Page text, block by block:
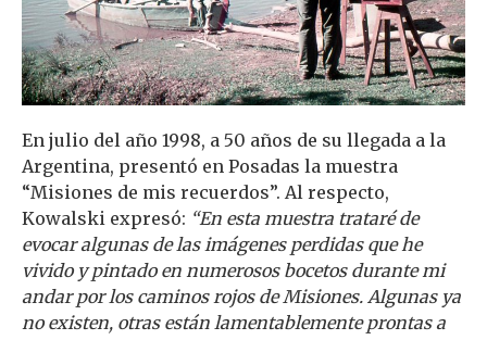
En julio del año 1998, a 50 años de su llegada a la
Argentina, presentó en Posadas la muestra
“Misiones de mis recuerdos”. Al respecto,
Kowalski expresó: “En esta muestra trataré de
evocar algunas de las imágenes perdidas que he
vivido y pintado en numerosos bocetos durante mi
andar por los caminos rojos de Misiones. Algunas ya
no existen, otras están lamentablemente prontas a